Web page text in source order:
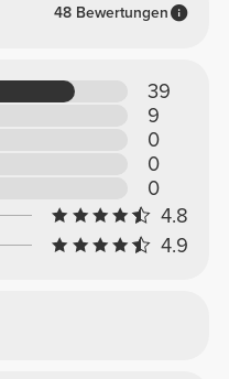
48 Bewertungen
39
9
0
0
0
4.8
4.9